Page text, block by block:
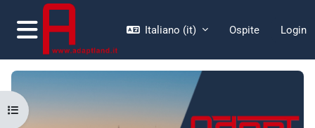
Vai al contenuto principale
Pannello laterale
Italiano ‎(it)‎ Ospite Login
Apri indice del corso